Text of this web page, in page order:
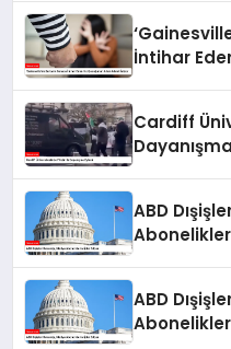
İntihar
Cardiff
ABD
ABD